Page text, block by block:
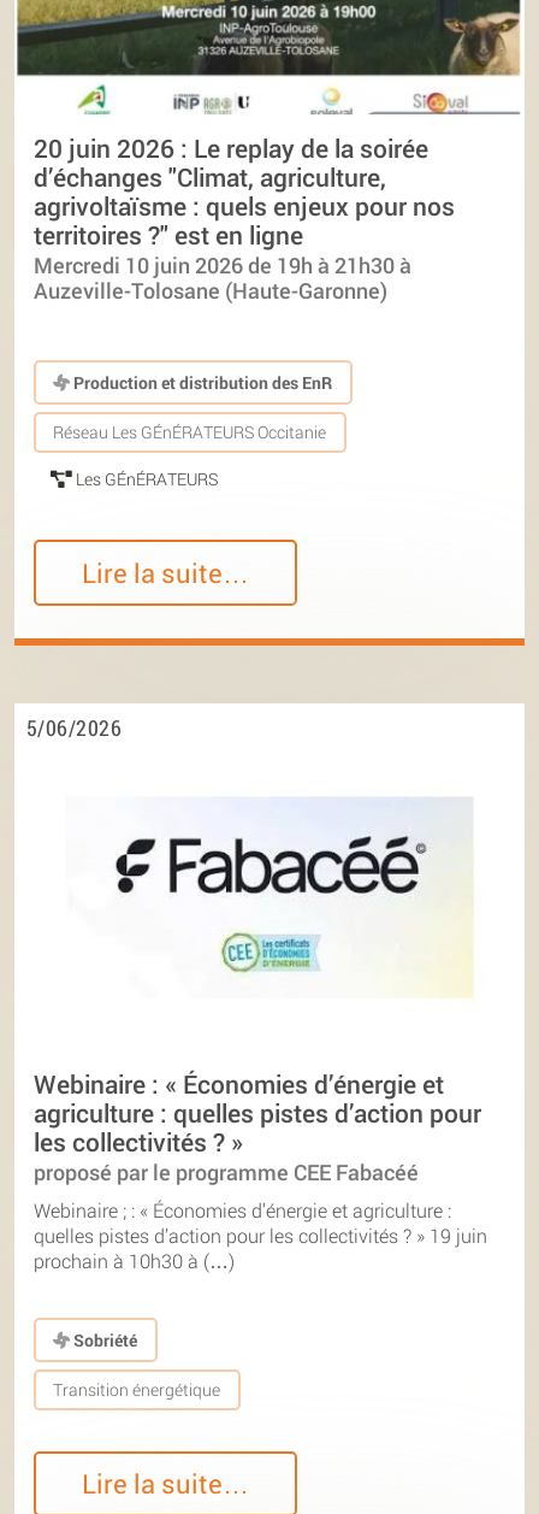
20 juin 2026 : Le replay de la soirée
d’échanges "Climat, agriculture,
agrivoltaïsme : quels enjeux pour nos
territoires ?" est en ligne
Mercredi 10 juin 2026 de 19h à 21h30 à
Auzeville-Tolosane (Haute-Garonne)
Production et distribution des EnR
Réseau Les GÉnÉRATEURS Occitanie
Les GÉnÉRATEURS
Lire la suite…
5/06/2026
Webinaire : « Économies d’énergie et
agriculture : quelles pistes d’action pour
les collectivités ? »
proposé par le programme CEE Fabacéé
Webinaire ; : « Économies d’énergie et agriculture :
quelles pistes d’action pour les collectivités ? » 19 juin
prochain à 10h30 à (…)
Sobriété
Transition énergétique
Lire la suite…